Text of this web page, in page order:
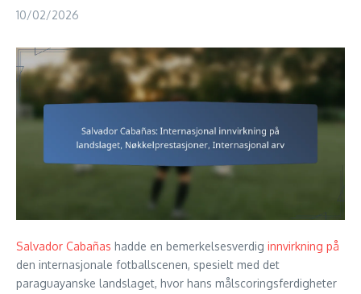
10/02/2026
Salvador Cabañas hadde en bemerkelsesverdig innvirkning på
den internasjonale fotballscenen, spesielt med det
paraguayanske landslaget, hvor hans målscoringsferdigheter